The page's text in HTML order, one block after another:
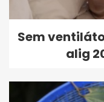
Sem
alig